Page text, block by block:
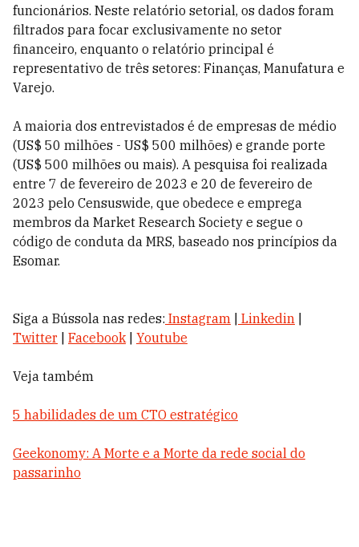
funcionários. Neste relatório setorial, os dados foram
filtrados para focar exclusivamente no setor
financeiro, enquanto o relatório principal é
representativo de três setores: Finanças, Manufatura e
Varejo.
A maioria dos entrevistados é de empresas de médio
(US$ 50 milhões - US$ 500 milhões) e grande porte
(US$ 500 milhões ou mais). A pesquisa foi realizada
entre 7 de fevereiro de 2023 e 20 de fevereiro de
2023 pelo Censuswide, que obedece e emprega
membros da Market Research Society e segue o
código de conduta da MRS, baseado nos princípios da
Esomar.
Siga a Bússola nas redes: Instagram Linkedin
Twitter
Facebook| Youtube
Veja também
5 habilidades de um CTO estratégico
Geekonomy: A Morte e a Morte da rede social do
passarinho